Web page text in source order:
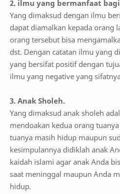
2. ilmu yang bermanfaat
Yang dimaksud dengan ilmu
dapat diamalkan kepada orang
orang tersebut bisa
dst. Dengan catatan ilmu yang
yang bersifat positif dengan
ilmu yang negative yang
3. Anak Sholeh.
Yang dimaksud anak sholeh
mendoakan kedua orang
tuanya masih hidup maupun
kesimpulannya didiklah anak
kaidah islami agar anak Anda
saat meninggal maupun Anda
hidup.